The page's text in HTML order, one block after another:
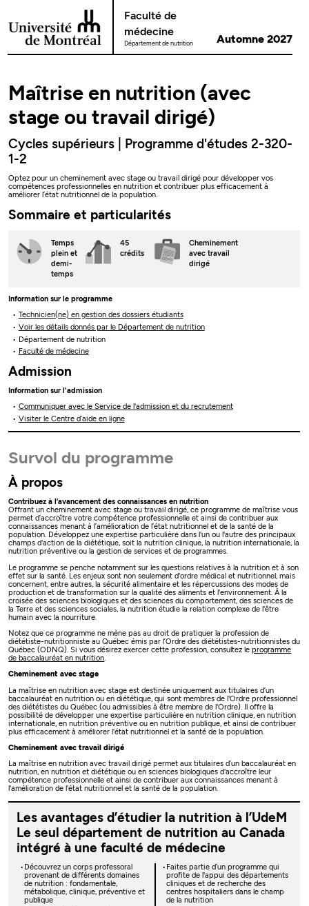
Passer au contenu
Faculté de
médecine
Département de nutrition Automne 2027
Maîtrise en nutrition (avec
stage ou travail dirigé)
Cycles supérieurs | Programme d'études 2-320-
1-2
Optez pour un cheminement avec stage ou travail dirigé pour développer vos
compétences professionnelles en nutrition et contribuer plus efficacement à
améliorer l’état nutritionnel de la population.
Sommaire et particularités
Temps
plein et
demi-
temps
45
crédits
Cheminement
avec travail
dirigé
Information sur le programme
Technicien(ne) en gestion des dossiers étudiants
Voir les détails donnés par le Département de nutrition
Département de nutrition
Faculté de médecine
Admission
Information sur l'admission
Communiquer avec le Service de l'admission et du recrutement
Visiter le Centre d’aide en ligne
Survol du programme
À propos
Contribuez à l’avancement des connaissances en nutrition
Offrant un cheminement avec stage ou travail dirigé, ce programme de maîtrise vous
permet d’accroître votre compétence professionnelle et ainsi de contribuer aux
connaissances menant à l’amélioration de l’état nutritionnel et de la santé de la
population. Développez une expertise particulière dans l'un ou l'autre des principaux
champs d'action de la diététique, soit la nutrition clinique, la nutrition internationale, la
nutrition préventive ou la gestion de services et de programmes.
Le programme se penche notamment sur les questions relatives à la nutrition et à son
effet sur la santé. Les enjeux sont non seulement d'ordre médical et nutritionnel, mais
concernent, entre autres, la sécurité alimentaire et les répercussions des modes de
production et de transformation sur la qualité des aliments et l'environnement. À la
croisée des sciences biologiques et des sciences du comportement, des sciences de
la Terre et des sciences sociales, la nutrition étudie la relation complexe de l'être
humain avec la nourriture.
Notez que ce programme ne mène pas au droit de pratiquer la profession de
diététiste-nutritionniste au Québec émis par l’Ordre des diététistes-nutritionnistes du
Québec (ODNQ). Si vous désirez exercer cette profession, consultez leprogramme
de baccalauréat en nutrition.
Cheminement avec stage
La maîtrise en nutrition avec stage est destinée uniquement aux titulaires d’un
baccalauréat en nutrition ou en diététique, qui sont membres de l'Ordre professionnel
des diététistes du Québec (ou admissibles à être membre de l'Ordre). Il offre la
possibilité de développer une expertise particulière en nutrition clinique, en nutrition
internationale, en nutrition préventive ou en nutrition publique, et ainsi de contribuer
plus efficacement à améliorer l'état nutritionnel et la santé de la population.
Cheminement avec travail dirigé
La maîtrise en nutrition avec travail dirigé permet aux titulaires d’un baccalauréat en
nutrition, en nutrition et diététique ou en sciences biologiques d'accroître leur
compétence professionnelle et ainsi de contribuer aux connaissances menant à
l'amélioration de l'état nutritionnel et la santé de la population.
Les avantages d’étudier la nutrition à l’UdeM
Le seul département de nutrition au Canada
intégré à une faculté de médecine
Découvrez un corps professoral
provenant de différents domaines
de nutrition : fondamentale,
métabolique, clinique, préventive et
publique
Faites partie d’un programme qui
profite de l'appui des départements
cliniques et de recherche des
centres hospitaliers dans le champ
de la nutrition